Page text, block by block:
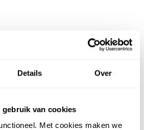
Details Over
gebruik van cookies
Met cookies maken we